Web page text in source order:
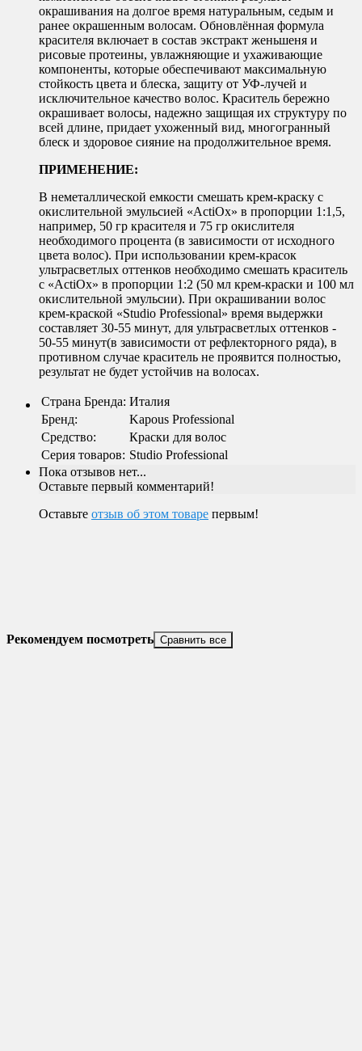
окрашивания на долгое время натуральным, седым и
ранее окрашенным волосам. Обновлённая формула
красителя включает в состав экстракт женьшеня и
рисовые протеины, увлажняющие и ухаживающие
компоненты, которые обеспечивают максимальную
стойкость цвета и блеска, защиту от УФ-лучей и
исключительное качество волос. Краситель бережно
окрашивает волосы, надежно защищая их структуру по
всей длине, придает ухоженный вид, многогранный
блеск и здоровое сияние на продолжительное время.
ПРИМЕНЕНИЕ:
В неметаллической емкости смешать крем-краску с
окислительной эмульсией «ActiOx» в пропорции 1:1,5,
например, 50 гр красителя и 75 гр окислителя
необходимого процента (в зависимости от исходного
цвета волос). При использовании крем-красок
ультрасветлых оттенков необходимо смешать краситель
с «ActiOx» в пропорции 1:2 (50 мл крем-краски и 100 мл
окислительной эмульсии). При окрашивании волос
крем-краской «Studio Professional» время выдержки
составляет 30-55 минут, для ультрасветлых оттенков -
50-55 минут(в зависимости от рефлекторного ряда), в
противном случае краситель не проявится полностью,
результат не будет устойчив на волосах.
Страна Бренда: Италия
Бренд:
Kapous Professional
Средство:
Краски для волос
Серия товаров: Studio Professional
Пока отзывов нет...
Оставьте первый комментарий!
Оставьте отзыв об этом товаре первым!
Рекомендуем посмотреть Сравнить все